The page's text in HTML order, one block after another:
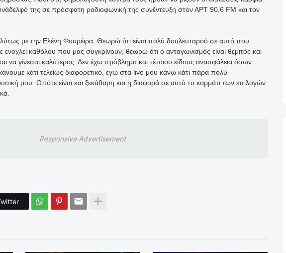
της σε πρόσφατη ραδιοφωνική της συνέντευξη στον ΑΡΤ 90,6 FM και τον
με την Ελένη Φουρέιρα. Θεωρώ ότι είναι πολύ δουλευταρού σε αυτό που
ενοχλεί καθόλου που μας συγκρίνουν, θεωρώ ότι ο ανταγωνισμός είναι θεμιτός και
να γίνεσαι καλύτερος. Δεν έχω πρόβλημα και τέτοιου είδους ανασφάλεια όσων
κάτι τελείως διαφορετικό, εγώ στα live μου κάνω κάτι πάρα πολύ
μου. Οπότε είναι και ξεκάθαρη και η διαφορά σε αυτό το κομμάτι των επιλογών
Responsive Advertisement